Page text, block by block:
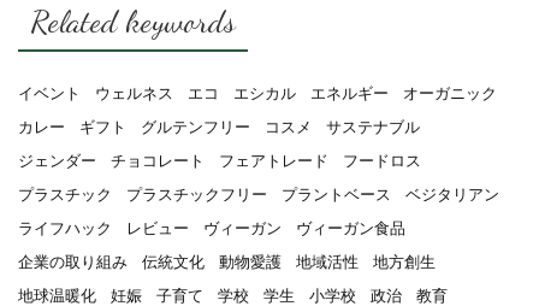
Related keywords
イベント ウェルネス エコ エシカル エネルギー
オーガニック
カレー
ギフト グルテンフリー コスメ
サステナブル
ジェンダー
チョコレート フェアトレード
フードロス
プラスチック
プラスチックフリー プラントベース
ベジタリアン
ライフハック
レビュー ヴィーガン
ヴィーガン食品
企業の取り組み
伝統文化 動物愛護 地域活性
地方創生
地球温暖化
妊娠 子育て 学校 学生 小学校 政治
教育